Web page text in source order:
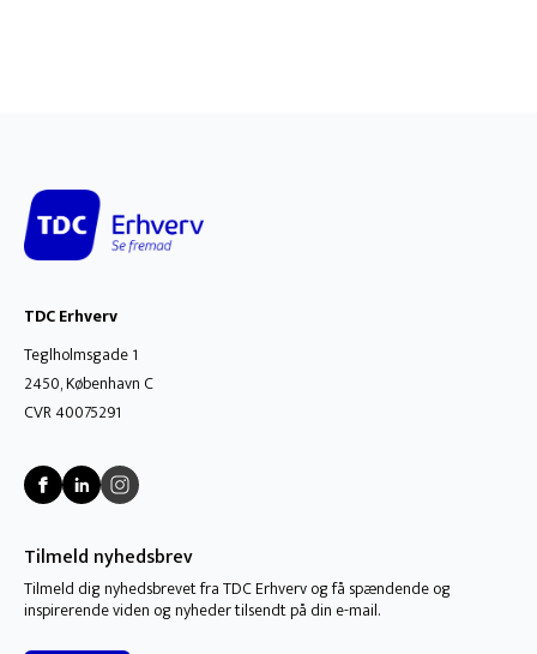
TDC Erhverv
Teglholmsgade 1
2450, København C
CVR 40075291
Tilmeld nyhedsbrev
Tilmeld dig nyhedsbrevet fra TDC Erhverv og få spændende og
inspirerende viden og nyheder tilsendt på din e-mail.